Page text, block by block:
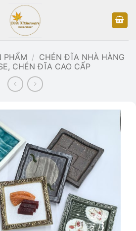
PHẨM / CHÉN ĐĨA NHÀ HÀNG
CHÉN ĐĨA CAO CẤP